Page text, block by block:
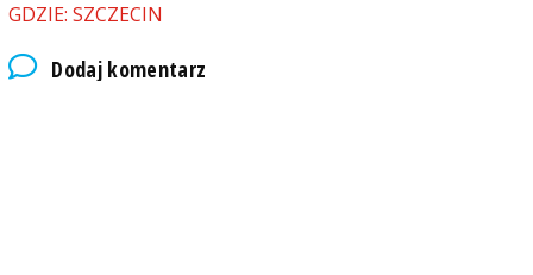
GDZIE: SZCZECIN
Dodaj komentarz